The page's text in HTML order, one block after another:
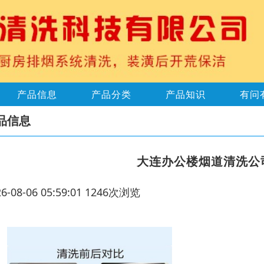
产品信息 产品分类 产品知识 有问
信息
大连办公楼烟道清洗
08-06 05:59:01 1246次浏览